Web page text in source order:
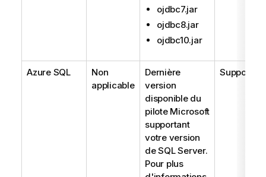
ojdbc7.jar
ojdbc8.jar
ojdbc10.jar
Azure SQL
Non
applicable
Dernière
version
disponible du
pilote Microsoft
supportant
votre version
de SQL Server.
Pour plus
Supporté